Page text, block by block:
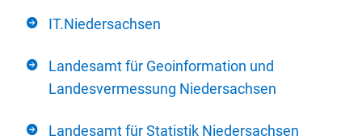
IT.Niedersachsen
Landesamt für Geoinformation und
Landesvermessung Niedersachsen
Landesamt für Statistik Niedersachsen